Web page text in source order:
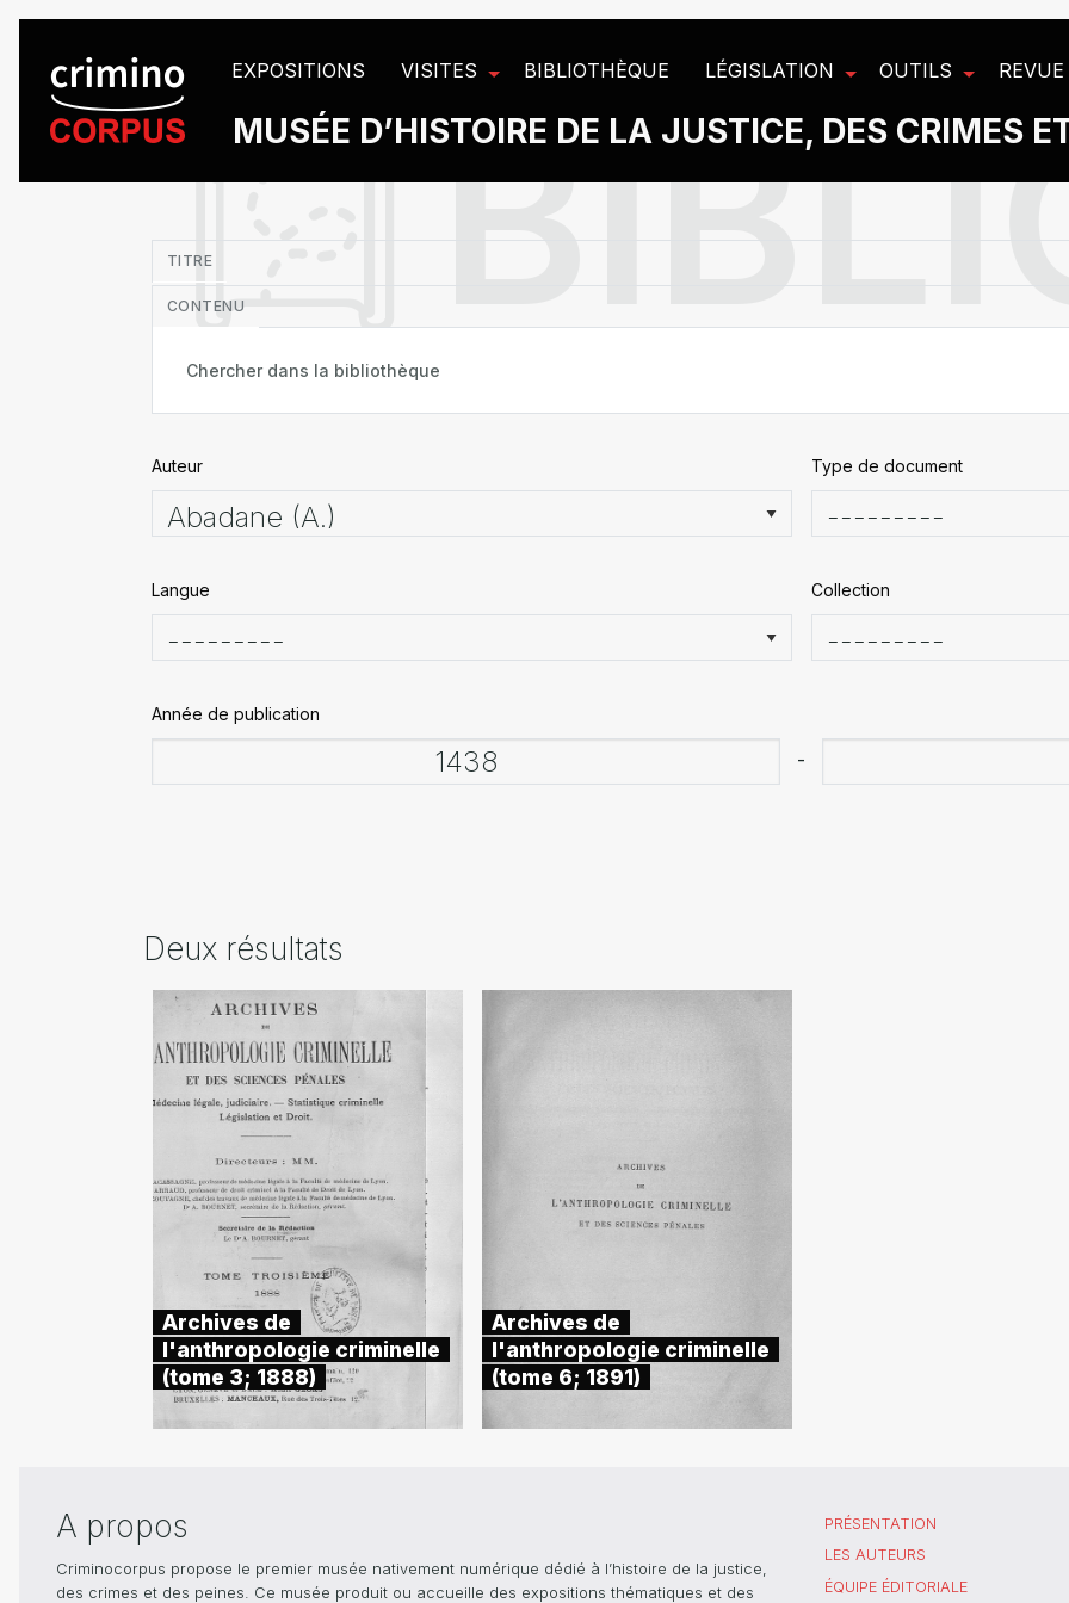
EXPOSITIONS VISITES BIBLIOTHÈQUE LÉGISLATION OUTILS REVUE
MUSÉE D’HISTOIRE DE LA JUSTICE, DES CRIMES
TITRE
CONTENU
Auteur Type de document
Langue Collection
Année de publication
-
Deux résultats
Archives de
l'anthropologie criminelle
(tome 3; 1888)
Archives de
l'anthropologie criminelle
(tome 6; 1891)
A propos
Criminocorpus propose le premier musée nativement numérique dédié à l’histoire de la justice,
des crimes et des peines. Ce musée produit ou accueille des expositions thématiques et des
PRÉSENTATION
LES AUTEURS
ÉQUIPE ÉDITORIALE
Panneau de gestion des cookies